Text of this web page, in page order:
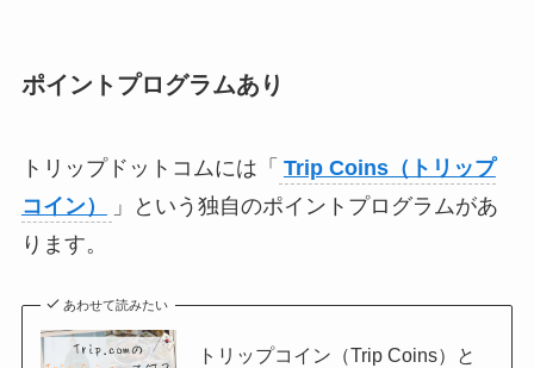
ポイントプログラムあり
トリップドットコムには「 Trip Coins（トリップ
コイン）
」という独自のポイントプログラムがあ
ります。
あわせて読みたい
トリップコイン（Trip Coins）と